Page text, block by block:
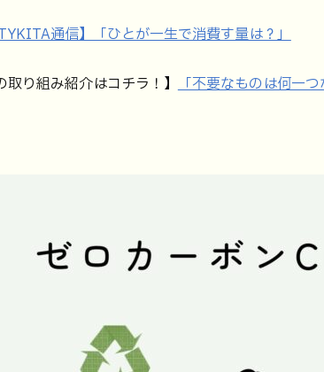
通信】「ひとが一生で消費す量は？」
取り組み紹介はコチラ！】 「不要なものは何一